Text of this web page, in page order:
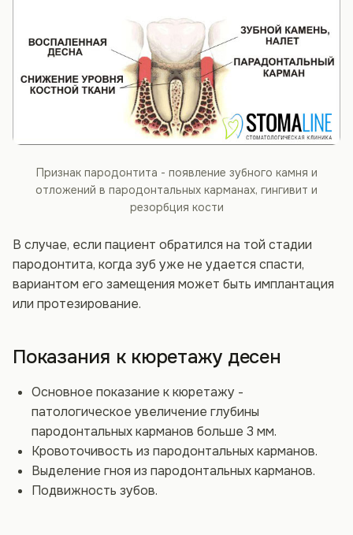
Признак пародонтита - появление зубного камня и
отложений в пародонтальных карманах, гингивит и
резорбция кости
В случае, если пациент обратился на той стадии
пародонтита, когда зуб уже не удается спасти,
вариантом его замещения может быть имплантация
или протезирование.
Показания к кюретажу десен
Основное показание к кюретажу -
патологическое увеличение глубины
пародонтальных карманов больше 3 мм.
Кровоточивость из пародонтальных карманов.
Выделение гноя из пародонтальных карманов.
Подвижность зубов.